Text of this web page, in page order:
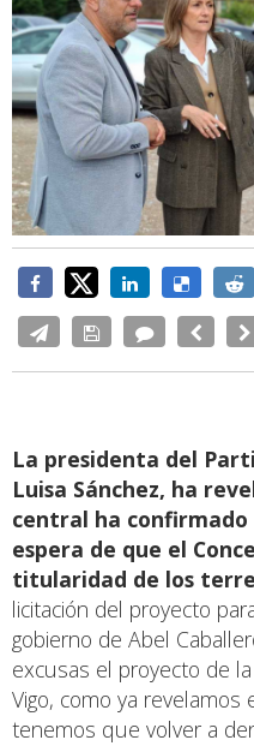
La presidenta del
Luisa Sánchez, ha
central ha
espera de que el
titularidad de los
licitación del proyecto
gobierno de Abel
excusas el proyecto de
Vigo, como ya
tenemos que volver a